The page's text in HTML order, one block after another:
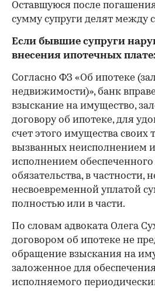
Оставшуюся после
сумму супруги делят между
Если бывшие супруги
внесения ипотечных
Согласно ФЗ «Об ипотеке
недвижимости)», банк
взыскание на имущество,
договору об ипотеке, для
счет этого имущества своих
вызванных неисполнением
исполнением
обязательства, в частности,
несвоевременной уплатой
полностью или в части.
По словам адвоката Олега
договором об ипотеке не
обращение взыскания на
заложенное для обеспечения
исполняемого